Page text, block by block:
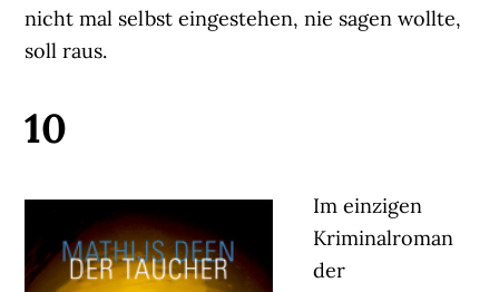
nicht mal selbst eingestehen, nie sagen wollte,
soll raus.
10
Im einzigen
Kriminalroman
der